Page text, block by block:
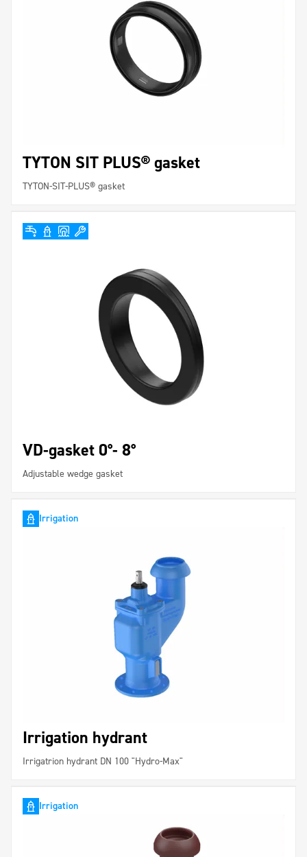
TYTON SIT PLUS® gasket
TYTON-SIT-PLUS® gasket
VD-gasket 0°- 8°
Adjustable wedge gasket
Irrigation
Irrigation hydrant
Irrigatrion hydrant DN 100 "Hydro-Max"
Irrigation